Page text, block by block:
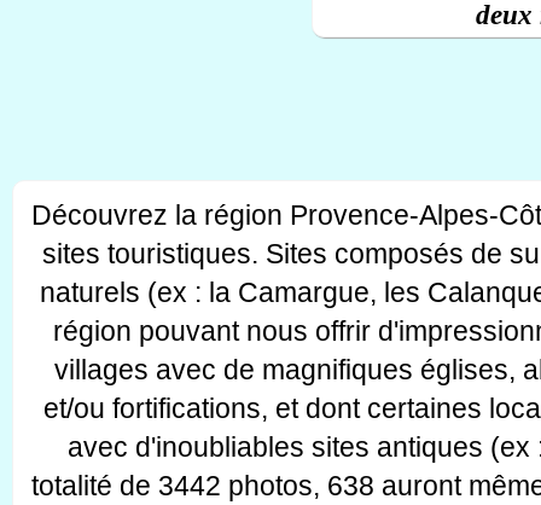
deux
Découvrez la région Provence-Alpes-
sites touristiques. Sites composés de
naturels (ex : la Camargue, les
région pouvant nous offrir
villages avec de magnifiques églises,
et/ou fortifications, et dont certaines
avec d'inoubliables sites antiques
totalité de 3442 photos, 638 auront